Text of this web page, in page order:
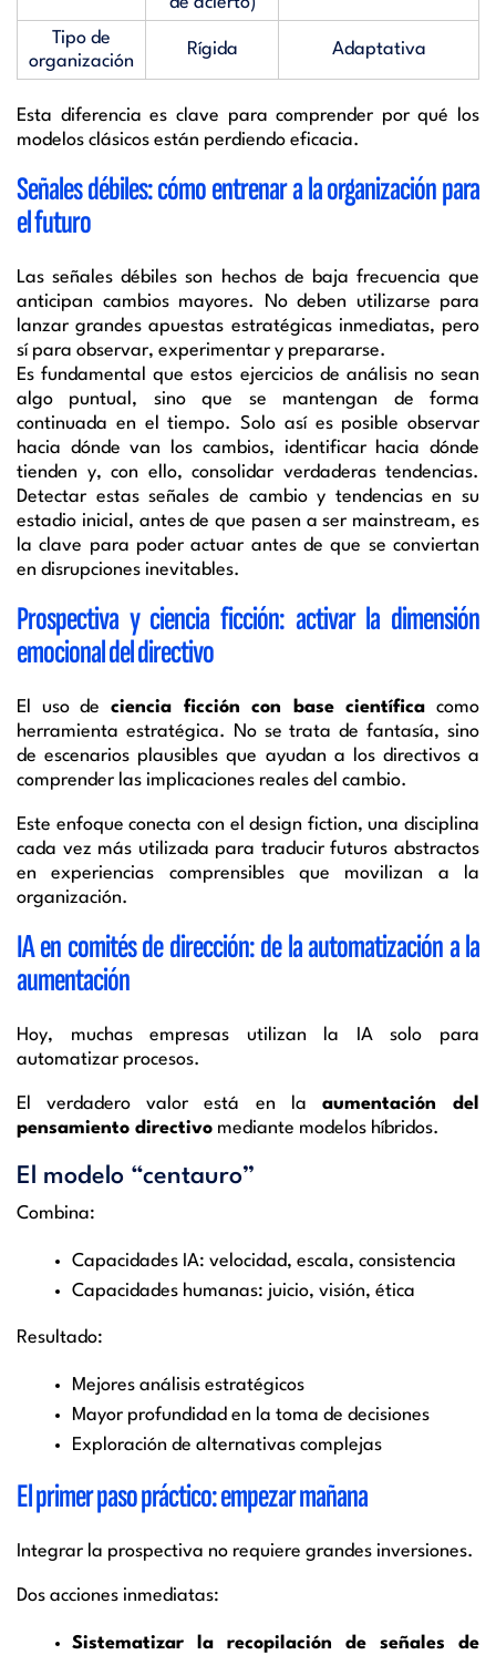
Tipo de
organización
Rígida Adaptativa
Esta diferencia es clave para comprender por qué los
modelos clásicos están perdiendo eficacia.
Señales débiles: cómo entrenar a la organización para
el futuro
Las señales débiles son hechos de baja frecuencia que
anticipan cambios mayores. No deben utilizarse para
lanzar grandes apuestas estratégicas inmediatas, pero
sí para observar, experimentar y prepararse.
Es fundamental que estos ejercicios de análisis no sean
algo puntual, sino que se mantengan de forma
continuada en el tiempo. Solo así es posible observar
hacia dónde van los cambios, identificar hacia dónde
tienden y, con ello, consolidar verdaderas tendencias.
Detectar estas señales de cambio y tendencias en su
estadio inicial, antes de que pasen a ser mainstream, es
la clave para poder actuar antes de que se conviertan
en disrupciones inevitables.
Prospectiva y ciencia ficción: activar la dimensión
emocional del directivo
El uso de ciencia ficción con base científica como
herramienta estratégica. No se trata de fantasía, sino
de escenarios plausibles que ayudan a los directivos a
comprender las implicaciones reales del cambio.
Este enfoque conecta con el design fiction, una disciplina
cada vez más utilizada para traducir futuros abstractos
en experiencias comprensibles que movilizan a la
organización.
IA en comités de dirección: de la automatización a la
aumentación
Hoy, muchas empresas utilizan la IA solo para
automatizar procesos.
El verdadero valor está en la aumentación del
pensamiento directivo mediante modelos híbridos.
El modelo “centauro”
Combina:
Capacidades IA: velocidad, escala, consistencia
Capacidades humanas: juicio, visión, ética
Resultado:
Mejores análisis estratégicos
Mayor profundidad en la toma de decisiones
Exploración de alternativas complejas
El primer paso práctico: empezar mañana
Integrar la prospectiva no requiere grandes inversiones.
Dos acciones inmediatas:
Sistematizar la recopilación de señales de